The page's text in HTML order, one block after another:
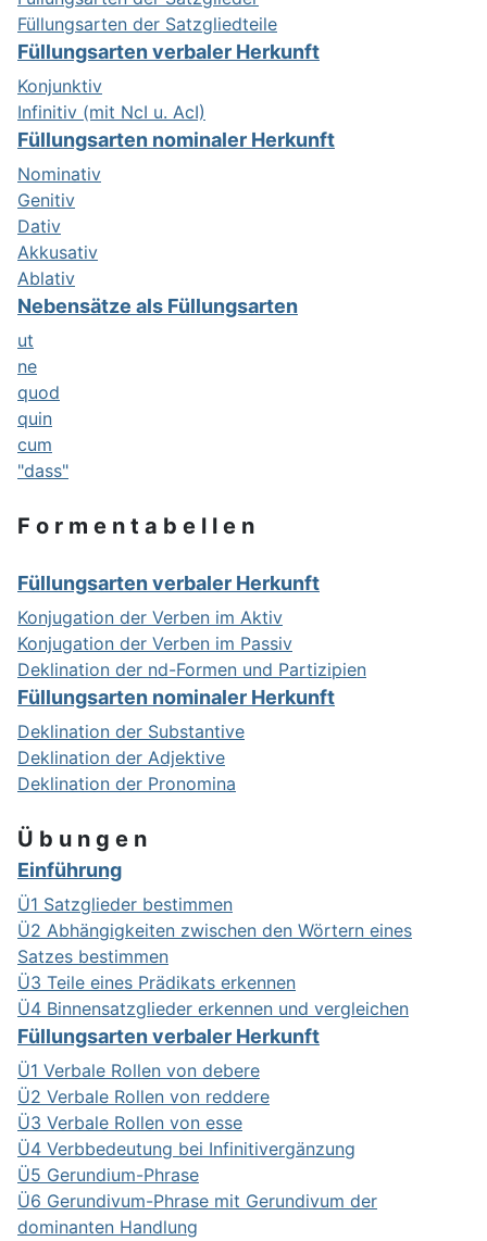
Füllungsarten der Satzgliedteile
Füllungsarten verbaler Herkunft
Konjunktiv
Infinitiv (mit NcI u. AcI)
Füllungsarten nominaler Herkunft
Nominativ
Genitiv
Dativ
Akkusativ
Ablativ
Nebensätze als Füllungsarten
ut
ne
quod
quin
cum
"dass"
F o r m e n t a b e l l e n
Füllungsarten verbaler Herkunft
Konjugation der Verben im Aktiv
Konjugation der Verben im Passiv
Deklination der nd-Formen und Partizipien
Füllungsarten nominaler Herkunft
Deklination der Substantive
Deklination der Adjektive
Deklination der Pronomina
Ü b u n g e n
Einführung
Ü1 Satzglieder bestimmen
Ü2 Abhängigkeiten zwischen den Wörtern eines
Satzes bestimmen
Ü3 Teile eines Prädikats erkennen
Ü4 Binnensatzglieder erkennen und vergleichen
Füllungsarten verbaler Herkunft
Ü1 Verbale Rollen von debere
Ü2 Verbale Rollen von reddere
Ü3 Verbale Rollen von esse
Ü4 Verbbedeutung bei Infinitivergänzung
Ü5 Gerundium-Phrase
Ü6 Gerundivum-Phrase mit Gerundivum der
dominanten Handlung